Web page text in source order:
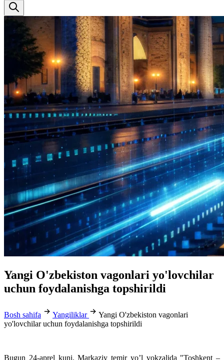
Yangi O'zbekiston vagonlari yo'lovchilar
uchun foydalanishga topshirildi
Bosh sahifa Yangiliklar
Yangi O'zbekiston vagonlari
yo'lovchilar uchun foydalanishga topshirildi
Bugun 24-aprel kuni, Markaziy temir yo’l vokzalida "Toshkent –